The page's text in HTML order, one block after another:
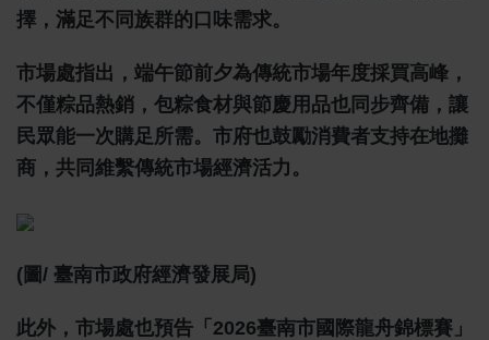
擇，滿足不同族群的口味需求。
市場處指出，端午節前夕為傳統市場年度採買高峰，
不僅粽品熱銷，包粽食材與節慶用品也同步齊備，讓
民眾能一次購足所需。市府也鼓勵消費者支持在地攤
商，共同維繫傳統市場經濟活力。
(圖/ 臺南市政府經濟發展局)
此外，市場處也預告「2026臺南市國際龍舟錦標賽」